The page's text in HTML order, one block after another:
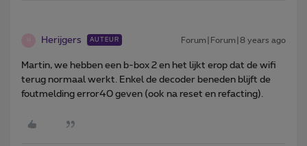
Herijgers AUTEUR Forum|Forum|8 years ago
Martin, we hebben een b-box 2 en het lijkt erop dat de wifi
terug normaal werkt. Enkel de decoder beneden blijft de
foutmelding error40 geven (ook na reset en refacting).